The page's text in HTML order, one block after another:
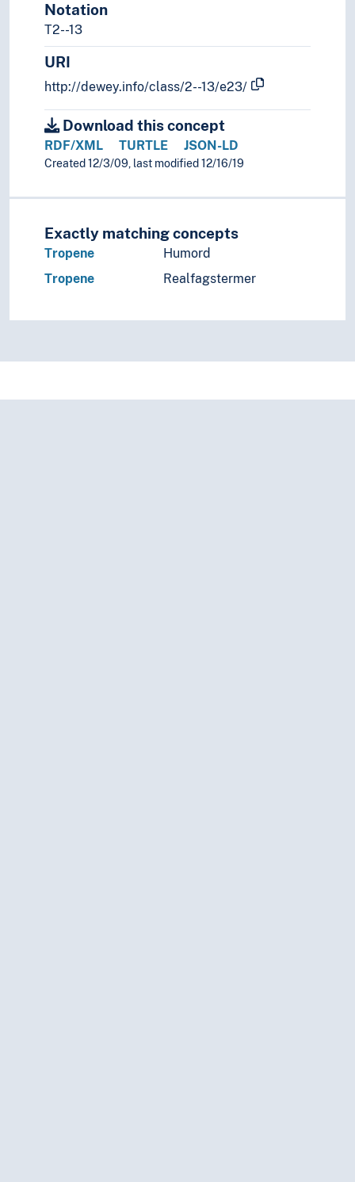
Notation
T2--13
URI
http://dewey.info/class/2--13/e23/
Download this concept
RDF/XML TURTLE JSON-LD
Created 12/3/09, last modified 12/16/19
Exactly matching concepts
Tropene
Humord
Tropene
Realfagstermer